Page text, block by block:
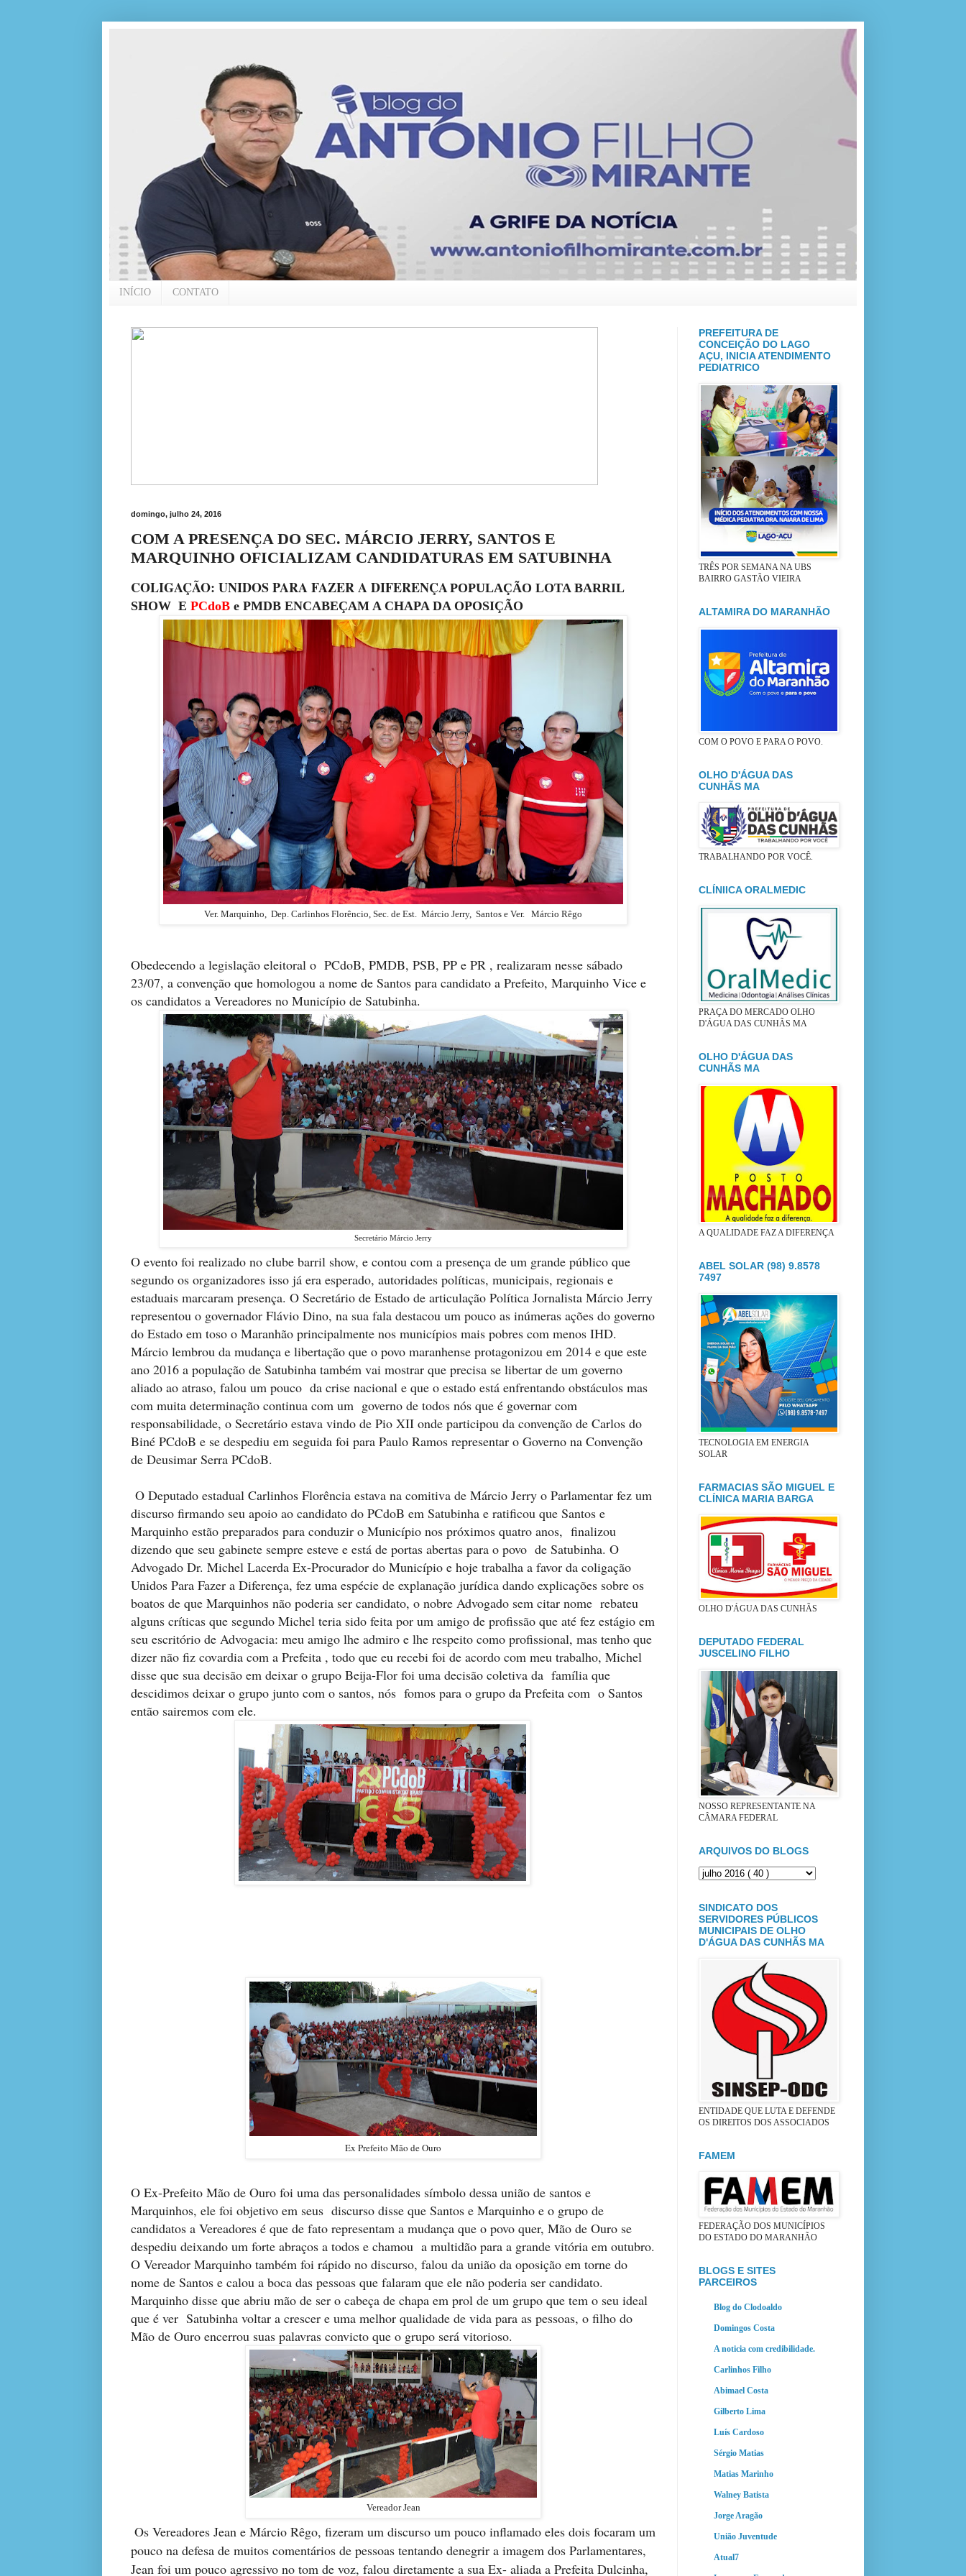
INÍCIO CONTATO
domingo, julho 24, 2016
COM A PRESENÇA DO SEC. MÁRCIO JERRY, SANTOS E
MARQUINHO OFICIALIZAM CANDIDATURAS EM SATUBINHA
COLIGAÇÃO: UNIDOS PARA FAZER A DIFERENÇAPOPULAÇÃO LOTA BARRIL
SHOW E PCdoB e PMDB ENCABEÇAM A CHAPA DA OPOSIÇÃO
Ver. Marquinho, Dep. Carlinhos Florêncio, Sec. de Est. Márcio Jerry, Santos e Ver. Márcio Rêgo
Obedecendo a legislação eleitoral o PCdoB, PMDB, PSB, PP e PR , realizaram nesse sábado
23/07, a convenção que homologou a nome de Santos para candidato a Prefeito, Marquinho Vice e
os candidatos a Vereadores no Município de Satubinha.
Secretário Márcio Jerry
O evento foi realizado no clube barril show, e contou com a presença de um grande público que
segundo os organizadores isso já era esperado, autoridades políticas, municipais, regionais e
estaduais marcaram presença. O Secretário de Estado de articulação Política Jornalista Márcio Jerry
representou o governador Flávio Dino, na sua fala destacou um pouco as inúmeras ações do governo
do Estado em toso o Maranhão principalmente nos municípios mais pobres com menos IHD.
Márcio lembrou da mudança e libertação que o povo maranhense protagonizou em 2014 e que este
ano 2016 a população de Satubinha também vai mostrar que precisa se libertar de um governo
aliado ao atraso, falou um pouco da crise nacional e que o estado está enfrentando obstáculos mas
com muita determinação continua com um governo de todos nós que é governar com
responsabilidade, o Secretário estava vindo de Pio XII onde participou da convenção de Carlos do
Biné PCdoB e se despediu em seguida foi para Paulo Ramos representar o Governo na Convenção
de Deusimar Serra PCdoB.
O Deputado estadual Carlinhos Florência estava na comitiva de Márcio Jerry o Parlamentar fez um
discurso firmando seu apoio ao candidato do PCdoB em Satubinha e ratificou que Santos e
Marquinho estão preparados para conduzir o Município nos próximos quatro anos, finalizou
dizendo que seu gabinete sempre esteve e está de portas abertas para o povo de Satubinha. O
Advogado Dr. Michel Lacerda Ex-Procurador do Município e hoje trabalha a favor da coligação
Unidos Para Fazer a Diferença, fez uma espécie de explanação jurídica dando explicações sobre os
boatos de que Marquinhos não poderia ser candidato, o nobre Advogado sem citar nome rebateu
alguns críticas que segundo Michel teria sido feita por um amigo de profissão que até fez estágio em
seu escritório de Advogacia: meu amigo lhe admiro e lhe respeito como profissional, mas tenho que
dizer não fiz covardia com a Prefeita , todo que eu recebi foi de acordo com meu trabalho, Michel
disse que sua decisão em deixar o grupo Beija-Flor foi uma decisão coletiva da família que
descidimos deixar o grupo junto com o santos, nós fomos para o grupo da Prefeita com o Santos
então sairemos com ele.
Ex Prefeito Mão de Ouro
O Ex-Prefeito Mão de Ouro foi uma das personalidades símbolo dessa união de santos e
Marquinhos, ele foi objetivo em seus discurso disse que Santos e Marquinho e o grupo de
candidatos a Vereadores é que de fato representam a mudança que o povo quer, Mão de Ouro se
despediu deixando um forte abraços a todos e chamou a multidão para a grande vitória em outubro.
O Vereador Marquinho também foi rápido no discurso, falou da união da oposição em torne do
nome de Santos e calou a boca das pessoas que falaram que ele não poderia ser candidato.
Marquinho disse que abriu mão de ser o cabeça de chapa em prol de um grupo que tem o seu ideal
que é ver Satubinha voltar a crescer e uma melhor qualidade de vida para as pessoas, o filho do
Mão de Ouro encerrou suas palavras convicto que o grupo será vitorioso.
Vereador Jean
Os Vereadores Jean e Márcio Rêgo, fizeram um discurso um pouco inflamado eles dois focaram um
pouco na defesa de muitos comentários de pessoas tentando denegrir a imagem dos Parlamentares,
Jean foi um pouco agressivo no tom de voz, falou diretamente a sua Ex- aliada a Prefeita Dulcinha,
PREFEITURA DE
CONCEIÇÃO DO LAGO
AÇU, INICIA ATENDIMENTO
PEDIATRICO
TRÊS POR SEMANA NA UBS
BAIRRO GASTÃO VIEIRA
ALTAMIRA DO MARANHÃO
COM O POVO E PARA O POVO.
OLHO D'ÁGUA DAS
CUNHÃS MA
TRABALHANDO POR VOCÊ.
CLÍNIICA ORALMEDIC
PRAÇA DO MERCADO OLHO
D'ÁGUA DAS CUNHÃS MA
OLHO D'ÁGUA DAS
CUNHÃS MA
A QUALIDADE FAZ A DIFERENÇA
ABEL SOLAR (98) 9.8578
7497
TECNOLOGIA EM ENERGIA
SOLAR
FARMACIAS SÃO MIGUEL E
CLÍNICA MARIA BARGA
OLHO D'ÁGUA DAS CUNHÃS
DEPUTADO FEDERAL
JUSCELINO FILHO
NOSSO REPRESENTANTE NA
CÂMARA FEDERAL
ARQUIVOS DO BLOGS
SINDICATO DOS
SERVIDORES PÚBLICOS
MUNICIPAIS DE OLHO
D'ÁGUA DAS CUNHÃS MA
ENTIDADE QUE LUTA E DEFENDE
OS DIREITOS DOS ASSOCIADOS
FAMEM
FEDERAÇÃO DOS MUNICÍPIOS
DO ESTADO DO MARANHÃO
BLOGS E SITES
PARCEIROS
Blog do Clodoaldo
Domingos Costa
A noticia com credibilidade.
Carlinhos Filho
Abimael Costa
Gilberto Lima
Luís Cardoso
Sérgio Matias
Matias Marinho
Walney Batista
Jorge Aragão
União Juventude
Atual7